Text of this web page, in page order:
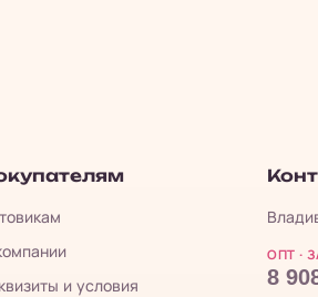
и условия
ОПТ ·
8